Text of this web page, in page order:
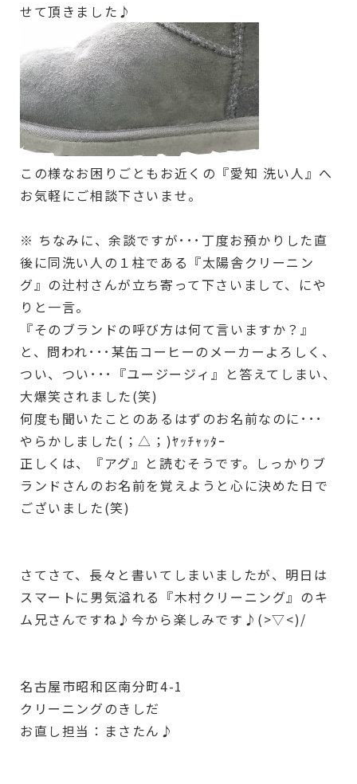
せて頂きました♪
この様なお困りごともお近くの『愛知 洗い人』へ
お気軽にご相談下さいませ。
※ ちなみに、余談ですが･･･丁度お預かりした直
後に同洗い人の１柱である『太陽舎クリーニン
グ』の辻村さんが立ち寄って下さいまして、にや
りと一言。
『そのブランドの呼び方は何て言いますか？』
と、問われ･･･某缶コーヒーのメーカーよろしく、
つい、つい･･･『ユージージィ』と答えてしまい、
大爆笑されました(笑)
何度も聞いたことのあるはずのお名前なのに･･･
やらかしました(；△；)ﾔｯﾁｬｯﾀｰ
正しくは、『アグ』と読むそうです。しっかりブ
ランドさんのお名前を覚えようと心に決めた日で
ございました(笑)
さてさて、長々と書いてしまいましたが、明日は
スマートに男気溢れる『木村クリーニング』のキ
ム兄さんですね♪今から楽しみです♪(>▽<)/
名古屋市昭和区南分町4-1
クリーニングのきしだ
お直し担当：まさたん♪